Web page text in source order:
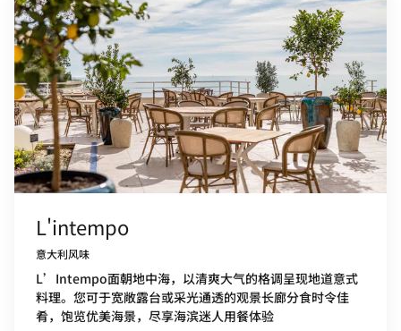
L'intempo
意大利风味
L’Intempo面朝地中海，以清爽大气的格调呈现地道意式
料理。您可于宽敞露台或采光通透的观景长廊分食时令佳
肴，饱览优美海景，尽享海滨迷人用餐体验